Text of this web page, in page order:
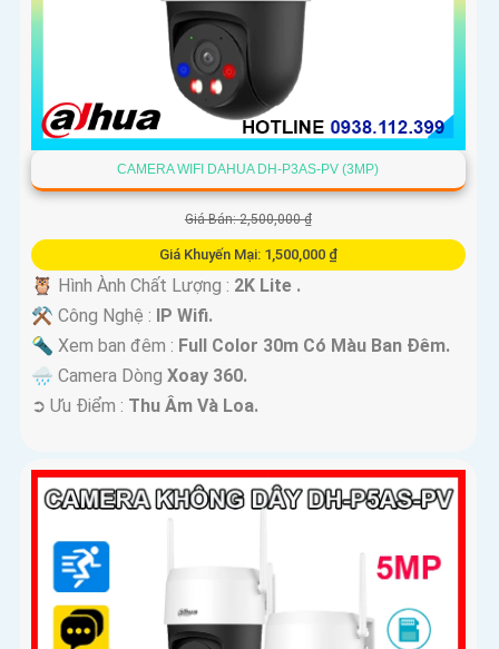
CAMERA WIFI DAHUA DH-P3AS-PV (3MP)
Giá Bán: 2,500,000 ₫
Giá Khuyến Mại: 1,500,000 ₫
🦉 Hình Ành Chất Lượng : 2K Lite .
⚒ Công Nghệ : IP Wifi.
🔦 Xem ban đêm : Full Color 30m Có Màu Ban Ðêm.
🌧️ Camera Dòng Xoay 360.
️➲ Ưu Điểm : Thu Âm Và Loa.